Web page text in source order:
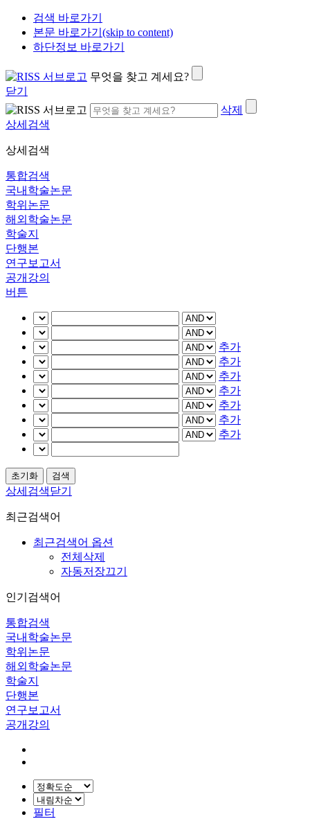
검색 바로가기
본문 바로가기(skip to content)
하단정보 바로가기
무엇을 찾고 계세요?
닫기
삭제
상세검색
상세검색
통합검색
국내학술논문
학위논문
해외학술논문
학술지
단행본
연구보고서
공개강의
버튼
추가
추가
추가
추가
추가
추가
추가
상세검색닫기
최근검색어
최근검색어 옵션
전체삭제
자동저장끄기
인기검색어
통합검색
국내학술논문
학위논문
해외학술논문
학술지
단행본
연구보고서
공개강의
필터